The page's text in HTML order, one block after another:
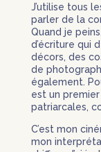
J’utilise tous
parler de la
Quand je
d’écriture qui
décors, des
de
également.
est un
patriarcales,
C’est mon
mon